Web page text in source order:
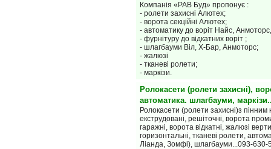
Компанія «РАВ Буд» пропонує :
- ролети захисні Алютех;
- ворота секційні Алютех;
- автоматику до воріт Найс,
- фурнітуру до відкатних воріт ;
- шлагбауми Віл, Х-Бар, Анмоторс;
- жалюзі
- тканеві ролети;
- маркізи.
Ролокасети (ролети захисні),
автоматика. шлагбауми,
Ролокасети (ролети захисні)з
екструдовані, решіточні, ворота
гаражні, ворота відкатні, жалюзі
горизонтальні, тканеві ролети,
Ліанда, Зомфі), шлагбауми...093-630-